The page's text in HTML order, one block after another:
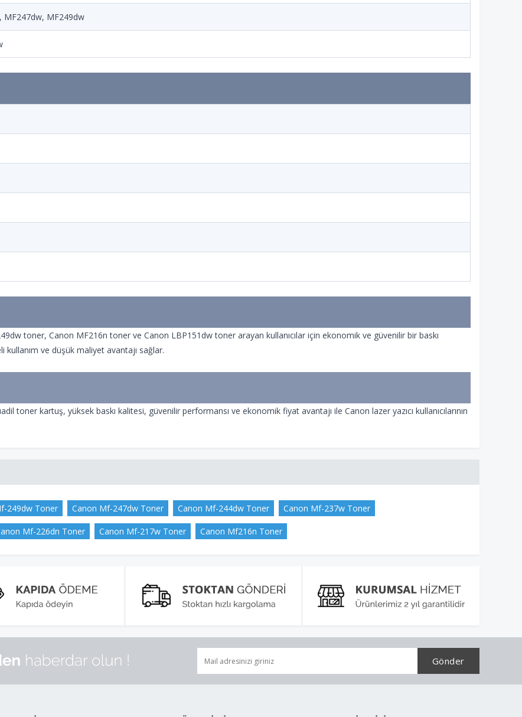
MF247dw, MF249dw
toner, Canon MF216n toner ve Canon LBP151dw toner arayan kullanıcılar için ekonomik ve güvenilir bir baskı
kullanım ve düşük maliyet avantajı sağlar.
toner kartuş, yüksek baskı kalitesi, güvenilir performansı ve ekonomik fiyat avantajı ile Canon lazer yazıcı kullanıcılarının
249dw Toner Canon Mf-247dw Toner Canon Mf-244dw Toner Canon Mf-237w Toner
Mf-226dn Toner Canon Mf-217w Toner Canon Mf216n Toner